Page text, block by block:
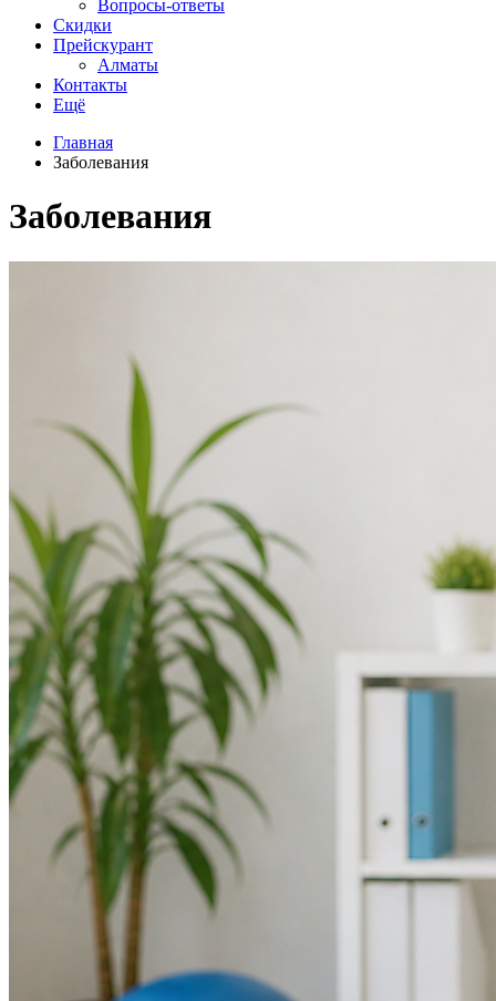
Вопросы-ответы
Скидки
Прейскурант
Алматы
Контакты
Ещё
Главная
Заболевания
Заболевания